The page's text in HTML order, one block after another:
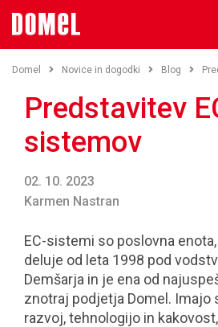
Domel Novice in dogodki Blog
Predstavitev
sistemov
02. 10. 2023
Karmen Nastran
EC-sistemi so poslovna
deluje od leta 1998 pod
Demšarja in je ena od
znotraj podjetja Domel. Imajo
razvoj, tehnologijo in